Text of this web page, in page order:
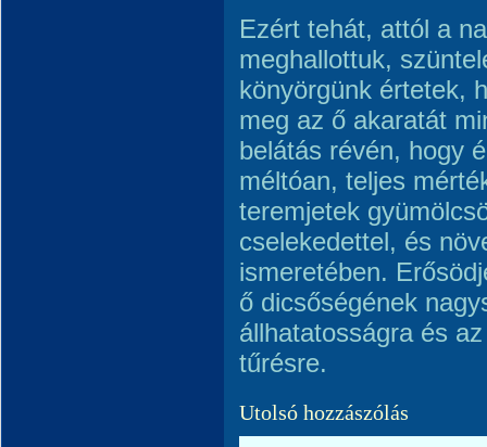
Ezért tehát, attól a
meghallottuk,
könyörgünk értetek,
meg az ő akaratát
belátás révén, hogy
méltóan, teljes
teremjetek
cselekedettel, és
ismeretében.
ő dicsőségének
állhatatosságra és
tűrésre.
Utolsó hozzászólás